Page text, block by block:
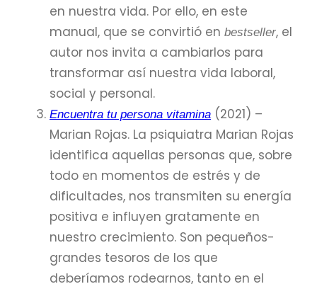
en nuestra vida. Por ello, en este
manual, que se convirtió en bestseller, el
autor nos invita a cambiarlos para
transformar así nuestra vida laboral,
social y personal.
Encuentra tu persona vitamina (2021) –
Marian Rojas. La psiquiatra Marian Rojas
identifica aquellas personas que, sobre
todo en momentos de estrés y de
dificultades, nos transmiten su energía
positiva e influyen gratamente en
nuestro crecimiento. Son pequeños-
grandes tesoros de los que
deberíamos rodearnos, tanto en el